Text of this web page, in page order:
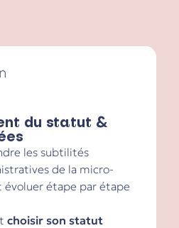
du statut &
les subtilités
de la micro-
évoluer étape par étape
choisir son statut